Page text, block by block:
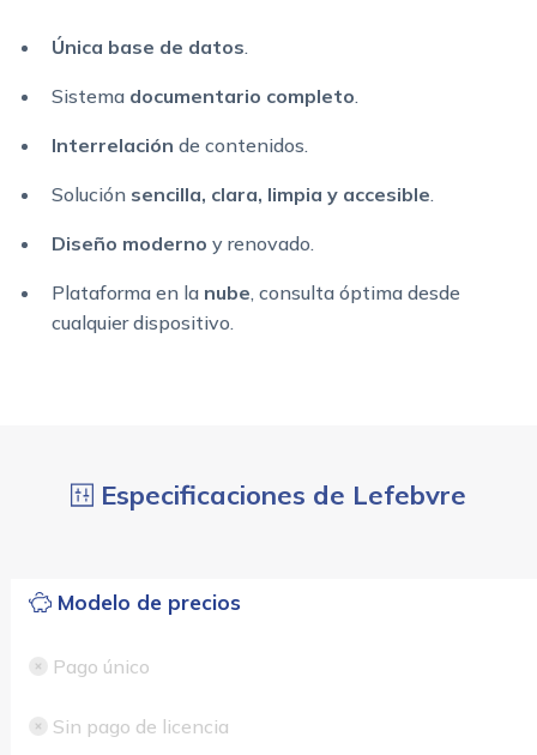
Única base de datos.
Sistema documentario completo.
Interrelación de contenidos.
Solución sencilla, clara, limpia y accesible.
Diseño moderno y renovado.
Plataforma en la nube, consulta óptima desde
cualquier dispositivo.
Especificaciones de Lefebvre
Modelo de precios
Pago único
Sin pago de licencia